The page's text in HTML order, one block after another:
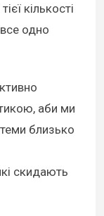
кількості
одно
аби ми
близько
скидають